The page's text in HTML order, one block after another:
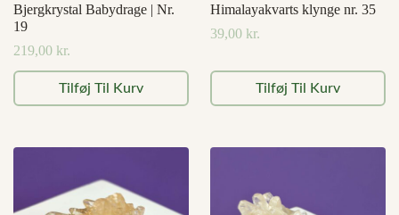
Bjergkrystal Babydrage | Nr.
19
219,00 kr.
Tilføj Til Kurv
Himalayakvarts klynge nr. 35
39,00 kr.
Tilføj Til Kurv